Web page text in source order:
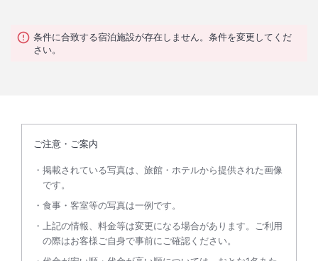
条件に合致する宿泊施設が存在しません。条件を変更してくだ
さい。
ご注意・ご案内
掲載されている写真は、旅館・ホテルから提供された画像
です。
食事・客室等の写真は一例です。
上記の情報、料金等は変更になる場合があります。ご利用
の際はお客様ご自身で事前にご確認ください。